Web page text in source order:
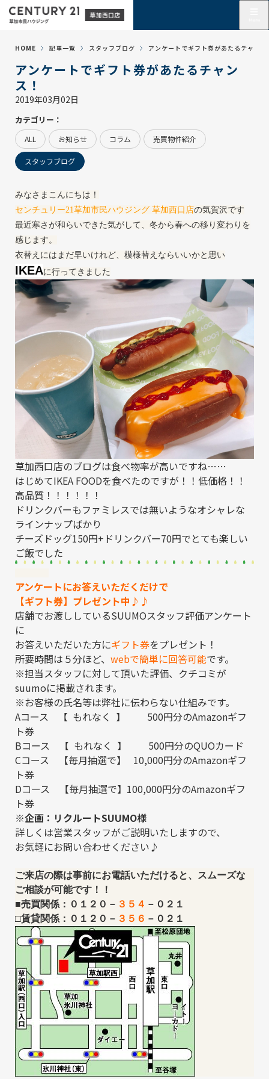
HOME 記事一覧 スタッフブログ アンケートでギフト券があたるチャンス
アンケートでギフト券があたるチャン
ス！
2019年03月02日
カテゴリー：
ALL お知らせ コラム 売買物件紹介
スタッフブログ
みなさまこんにちは！
センチュリー21草加市民ハウジング 草加西口店の気賀沢です
最近寒さが和らいできた気がして、冬から春への移り変わりを
感じます。
衣替えにはまだ早いけれど、模様替えならいいかと思い
IKEAに行ってきました
草加西口店のブログは食べ物率が高いですね……
はじめてIKEA FOODを食べたのですが！！低価格！！
高品質！！！！！！
ドリンクバーもファミレスでは無いようなオシャレな
ラインナップばかり
チーズドッグ150円+ドリンクバー70円でとても楽しい
ご飯でした
アンケートにお答えいただくだけで
【ギフト券】プレゼント中♪♪
店舗でお渡ししているSUUMOスタッフ評価アンケート
に
お答えいただいた方にギフト券をプレゼント！
所要時間は５分ほど、 webで簡単に回答可能です。
※担当スタッフに対して頂いた評価、クチコミが
suumoに掲載されます。
※お客様の氏名等は弊社に伝わらない仕組みです。
Aコース 【 もれなく 】 500円分のAmazonギフ
ト券
Bコース 【 もれなく 】 500円分のQUOカード
Cコース 【毎月抽選で】 10,000円分のAmazonギフ
ト券
Dコース 【毎月抽選で】100,000円分のAmazonギフ
ト券
※企画：リクルートSUUMO様
詳しくは営業スタッフがご説明いたしますので、
お気軽にお問い合わせください♪
ご来店の際は事前にお電話いただけると、スムーズな
ご相談が可能です！！
■売買関係：０１２０－ ３５４ －０２１
□賃貸関係：０１２０－ ３５６ －０２１